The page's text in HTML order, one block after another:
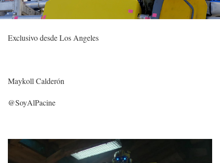
Exclusivo desde Los Angeles
Maykoll Calderón
@SoyAlPacine